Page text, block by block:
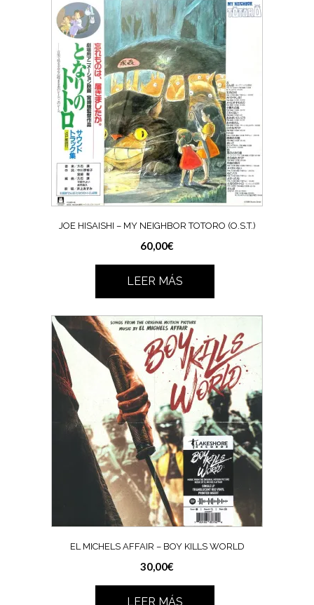
JOE HISAISHI – MY NEIGHBOR TOTORO (O.S.T.)
60,00€
LEER MÁS
EL MICHELS AFFAIR – BOY KILLS WORLD
30,00€
LEER MÁS